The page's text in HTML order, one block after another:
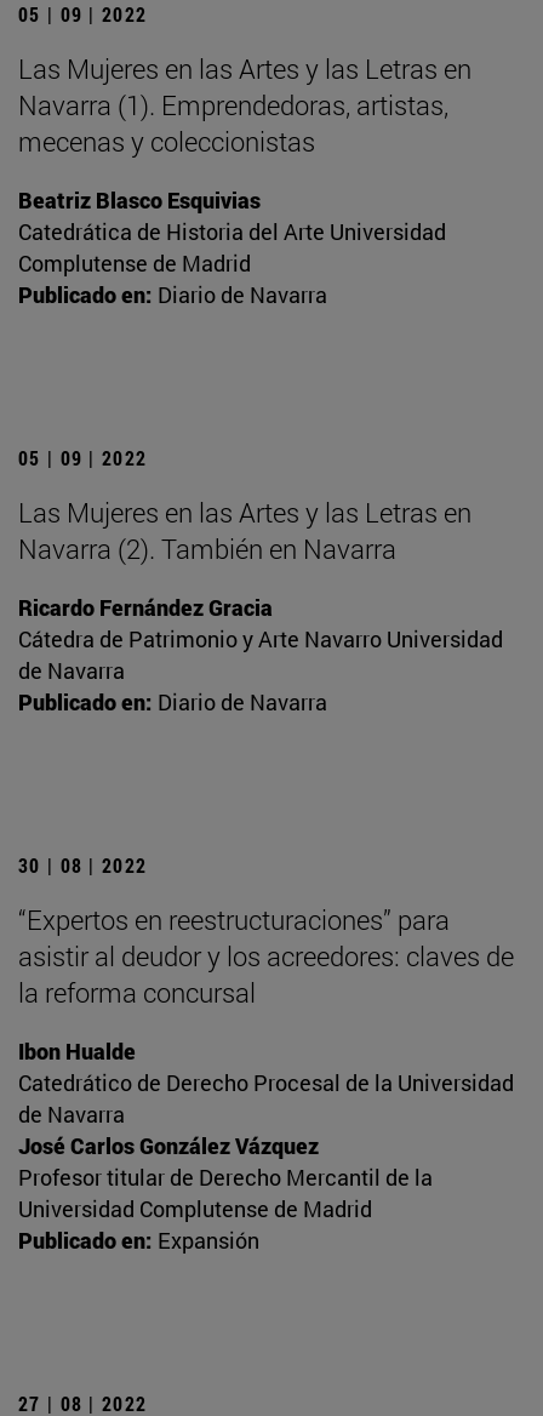
05 | 09 | 2022
Las Mujeres en las Artes y las Letras en
Navarra (1). Emprendedoras, artistas,
mecenas y coleccionistas
Beatriz Blasco Esquivias
Catedrática de Historia del Arte Universidad
Complutense de Madrid
Publicado en: Diario de Navarra
05 | 09 | 2022
Las Mujeres en las Artes y las Letras en
Navarra (2). También en Navarra
Ricardo Fernández Gracia
Cátedra de Patrimonio y Arte Navarro Universidad
de Navarra
Publicado en: Diario de Navarra
30 | 08 | 2022
“Expertos en reestructuraciones” para
asistir al deudor y los acreedores: claves de
la reforma concursal
Ibon Hualde
Catedrático de Derecho Procesal de la Universidad
de Navarra
José Carlos González Vázquez
Profesor titular de Derecho Mercantil de la
Universidad Complutense de Madrid
Publicado en: Expansión
27 | 08 | 2022